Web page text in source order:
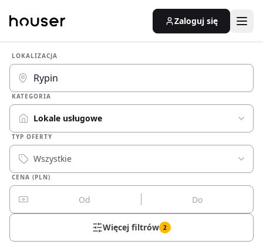
Zaloguj się
LOKALIZACJA
KATEGORIA
Lokale usługowe
TYP OFERTY
Wszystkie
CENA (PLN)
Więcej filtrów 2